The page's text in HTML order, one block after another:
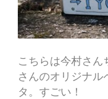
こちらは今村さ
さんのオリジナル
タ。すごい！